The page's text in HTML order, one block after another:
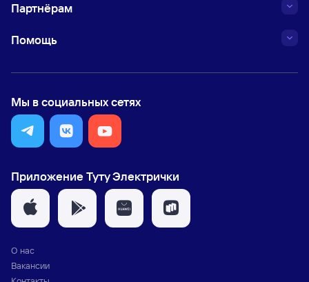
Партнёрам
Помощь
Мы в социальных сетях
Приложение Туту Электрички
О нас
Вакансии